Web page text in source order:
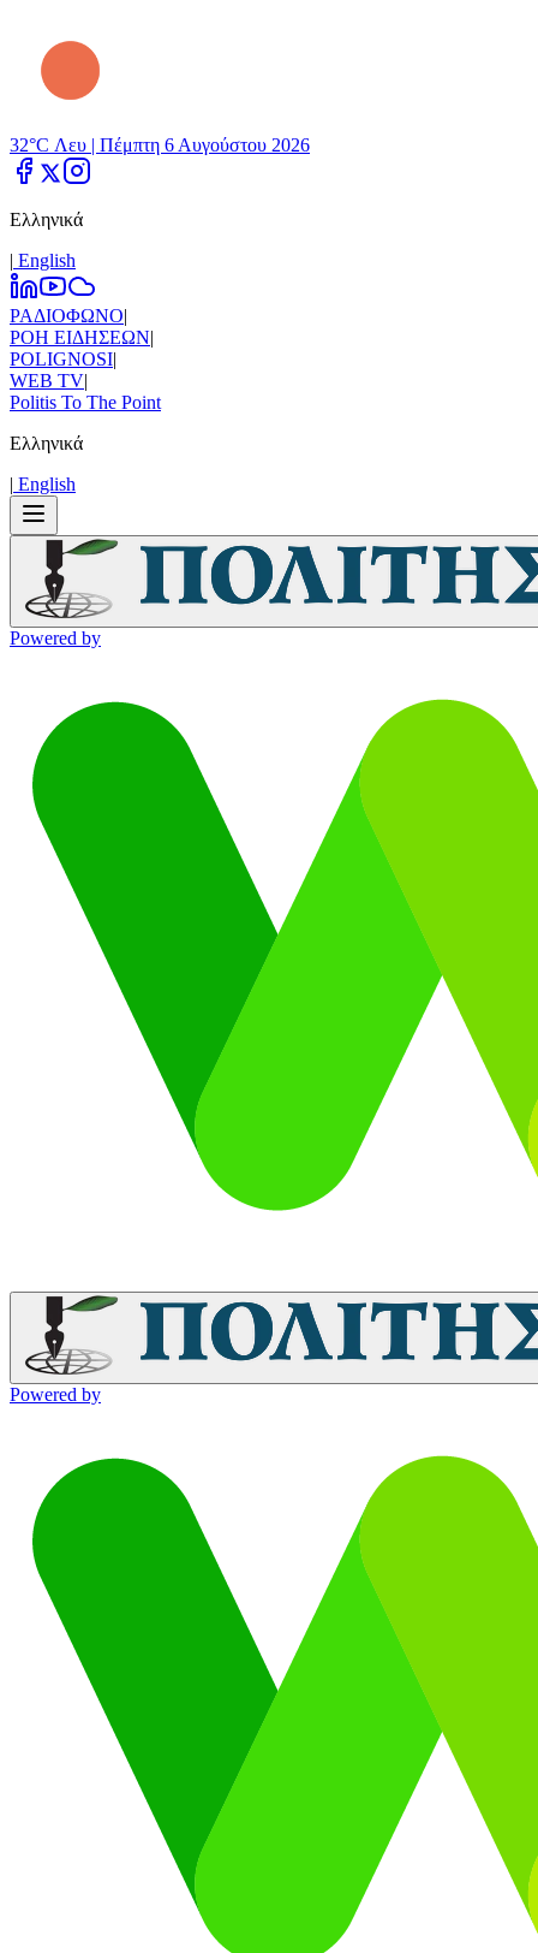
32°C Λευ | Πέμπτη 6 Αυγούστου 2026
Ελληνικά
| Εnglish
ΡΑΔΙΟΦΩΝΟ|
ΡΟΗ ΕΙΔΗΣΕΩΝ|
POLIGNOSI|
WEB TV|
Politis To The Point
Ελληνικά
| Εnglish
Powered by
Powered by